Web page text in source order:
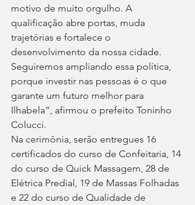
motivo de muito orgulho. A
qualificação abre portas, muda
trajetórias e fortalece o
desenvolvimento da nossa cidade.
Seguiremos ampliando essa política,
porque investir nas pessoas é o que
garante um futuro melhor para
Ilhabela”, afirmou o prefeito Toninho
Colucci.
Na cerimônia, serão entregues 16
certificados do curso de Confeitaria, 14
do curso de Quick Massagem, 28 de
Elétrica Predial, 19 de Massas Folhadas
e 22 do curso de Qualidade de